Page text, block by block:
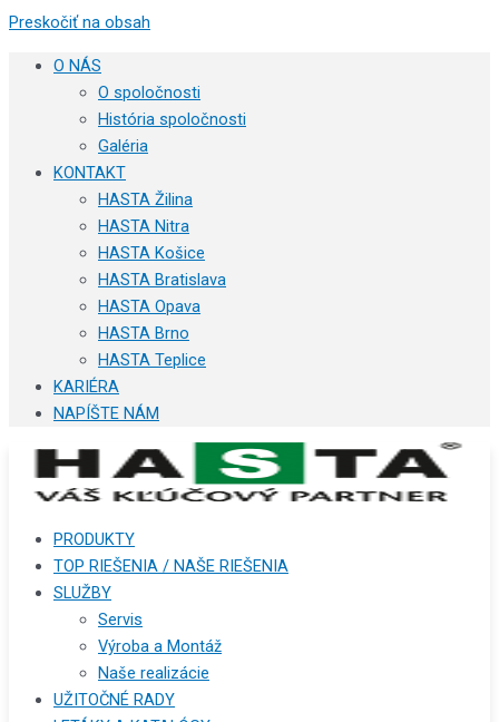
Preskočiť na obsah
O NÁS
O spoločnosti
História spoločnosti
Galéria
KONTAKT
HASTA Žilina
HASTA Nitra
HASTA Košice
HASTA Bratislava
HASTA Opava
HASTA Brno
HASTA Teplice
KARIÉRA
NAPÍŠTE NÁM
PRODUKTY
TOP RIEŠENIA / NAŠE RIEŠENIA
SLUŽBY
Servis
Výroba a Montáž
Naše realizácie
UŽITOČNÉ RADY